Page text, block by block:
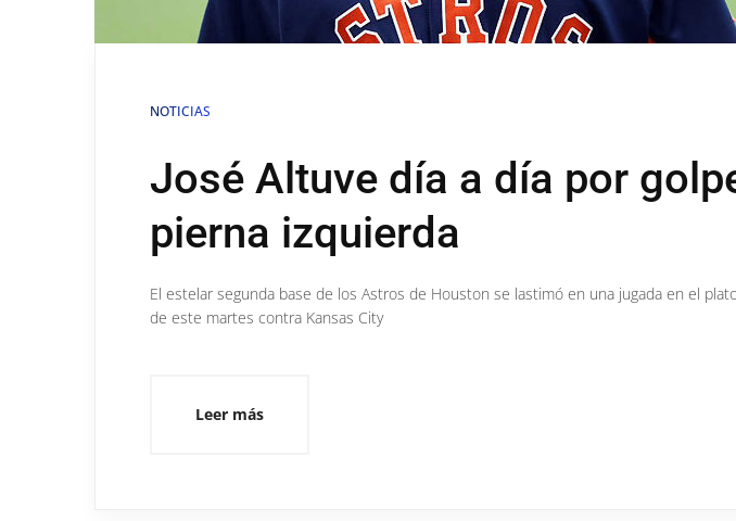
NOTICIAS
José Altuve día a día por
pierna izquierda
El estelar segunda base de los Astros de Houston se lastimó en una jugada en el
de este martes contra Kansas City
Leer más